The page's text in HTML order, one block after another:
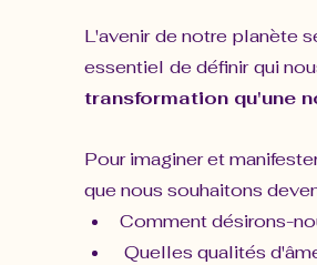
L'avenir de notre planète
essentiel de définir qui
transformation qu'une
Pour imaginer et
que nous souhaitons
Comment désirons-
Quelles qualités